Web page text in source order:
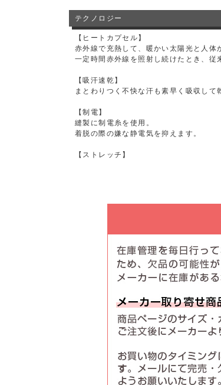
テクノロジー
【ヒートカプセル】
赤外線で充熱して、暖かい太陽光と人体
一定時間赤外線を照射し続けたとき、
【吸汗速乾】
まとわりつく不快な汗も素早く吸収して
【制電】
縫製に制電糸を使用。
着脱の際の嫌な静電気を抑えます。
【ストレッチ】